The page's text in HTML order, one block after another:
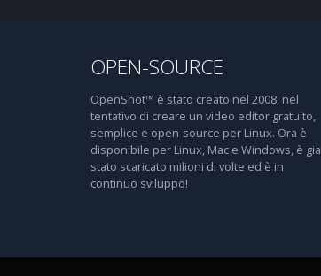
OPEN-SOURCE
OpenShot™ è stato creato nel 2008, nel
tentativo di creare un video editor gratuito,
semplice e open-source per Linux. Ora è
disponibile per Linux, Mac e Windows, è gia
stato scaricato milioni di volte ed è in
continuo sviluppo!